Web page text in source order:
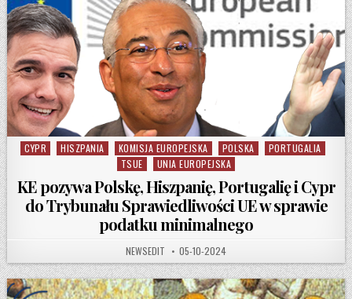
Posted in
CYPR HISZPANIA KOMISJA EUROPEJSKA POLSKA
PORTUGALIA
TSUE
UNIA EUROPEJSKA
KE pozywa Polskę, Hiszpanię, Portugalię i Cypr
do Trybunału Sprawiedliwości UE w sprawie
podatku minimalnego
AUTHOR:
NEWSEDIT PUBLISHED DATE:
05-10-2024